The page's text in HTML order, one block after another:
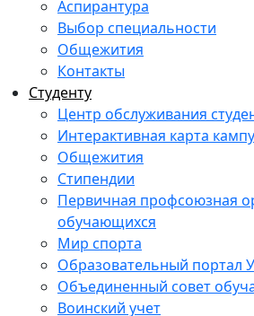
Аспирантура
Выбор специальности
Общежития
Контакты
Студенту
Центр обслуживания
Интерактивная карта
Общежития
Стипендии
Первичная профсоюзная
обучающихся
Мир спорта
Образовательный портал
Объединенный совет
Воинский учет